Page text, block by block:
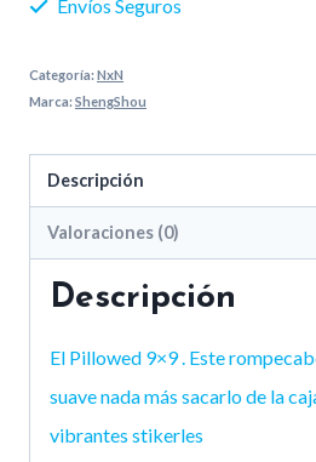
Envíos Seguros
Categoría:NxN
Marca:ShengShou
Descripción
Valoraciones (0)
Descripción
El Pillowed 9×9 . Este
suave nada más sacarlo de la
vibrantes stikerles